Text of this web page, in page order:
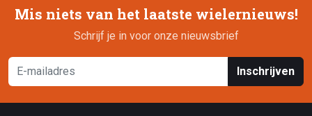
Mis niets van het laatste wielernieuws!
Schrijf je in voor onze nieuwsbrief
Inschrijven